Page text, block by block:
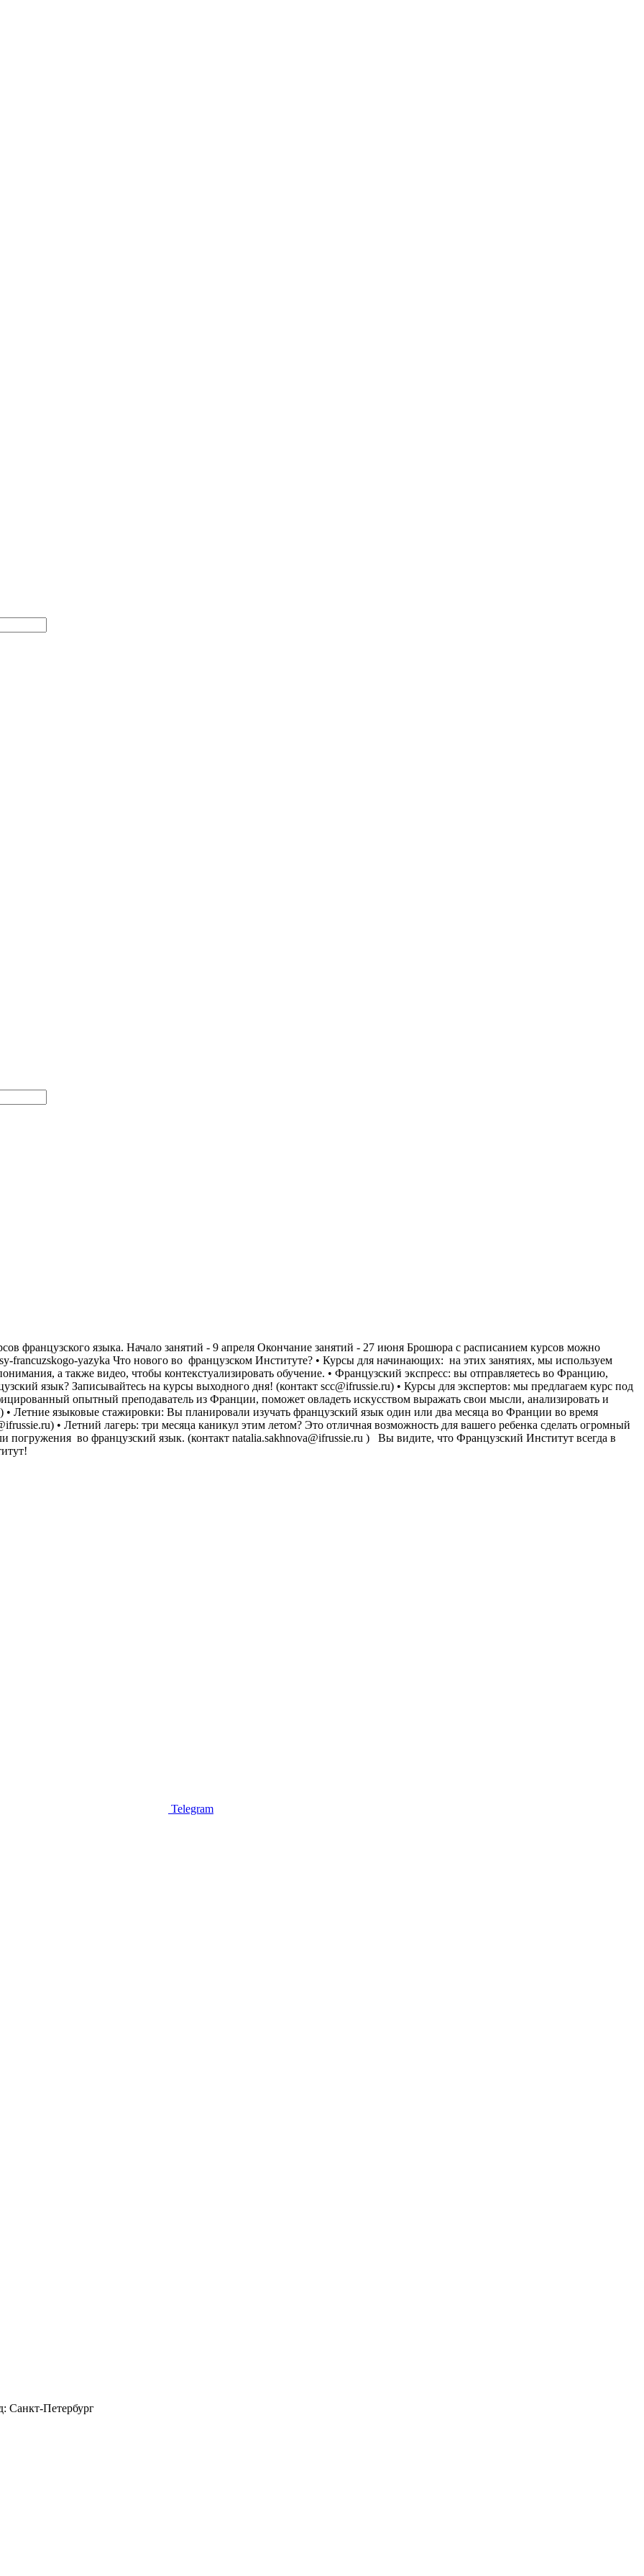
французского языка. Начало занятий - 9 апреля Окончание занятий - 27 июня Брошюра с расписанием курсов можно
francuzskogo-yazyka Что нового во французском Институте? • Курсы для начинающих: на этих занятиях, мы используем
а также видео, чтобы контекстуализировать обучение. • Французский экспресс: вы отправляетесь во Францию,
язык? Записывайтесь на курсы выходного дня! (контакт scc@ifrussie.ru) • Курсы для экспертов: мы предлагаем курс под
опытный преподаватель из Франции, поможет овладеть искусством выражать свои мысли, анализировать и
• Летние языковые стажировки: Вы планировали изучать французский язык один или два месяца во Франции во время
• Летний лагерь: три месяца каникул этим летом? Это отличная возможность для вашего ребенка сделать огромный
погружения во французский язык. (контакт natalia.sakhnova@ifrussie.ru ) Вы видите, что Французский Институт всегда в
Telegram
Санкт-Петербург